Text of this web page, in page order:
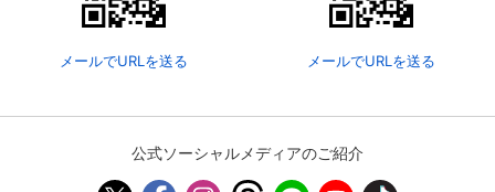
メールでURLを送る メールでURLを送る
公式ソーシャルメディアのご紹介